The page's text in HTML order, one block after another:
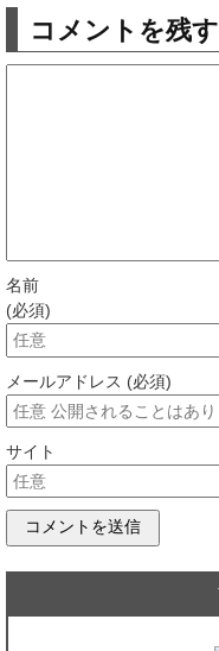
コメントを残す
名前
(必須)
メールアドレス (必須)
サイト